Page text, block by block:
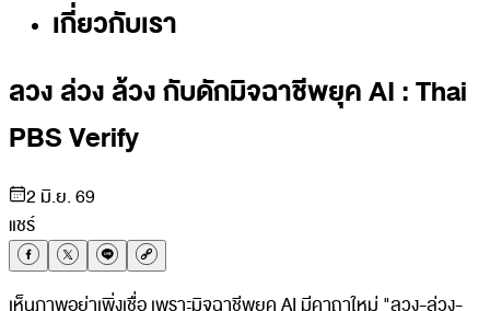
เกี่ยวกับเรา
ลวง ล่วง ล้วง กับดักมิจฉาชีพยุค AI : Thai
PBS Verify
2 มิ.ย. 69
แชร์